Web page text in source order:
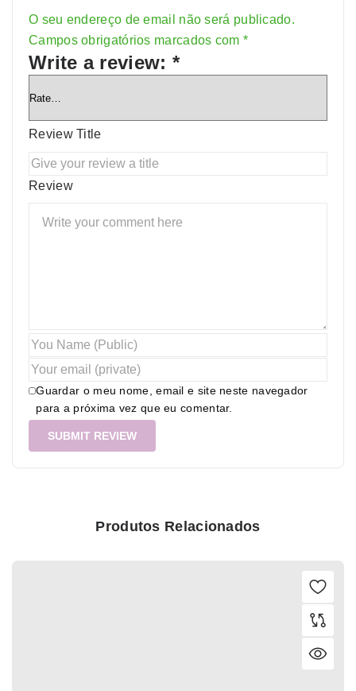
O seu endereço de email não será publicado.
Campos obrigatórios marcados com *
Write a review: *
Review Title
Review
Guardar o meu nome, email e site neste navegador
para a próxima vez que eu comentar.
Alternative:
Produtos Relacionados